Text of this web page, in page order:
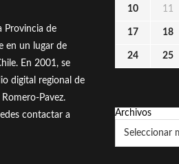
Provincia de
en un lugar de
En 2001, se
digital regional de
Pavez.
contactar a
10 11
17 18
24 25
Archivos